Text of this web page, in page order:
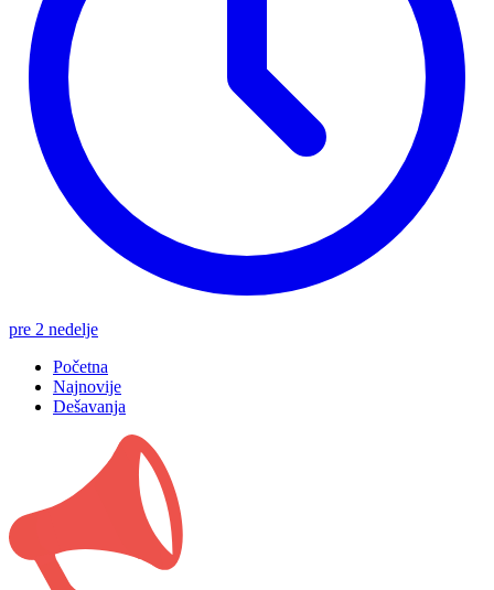
pre 2 nedelje
Početna
Najnovije
Dešavanja